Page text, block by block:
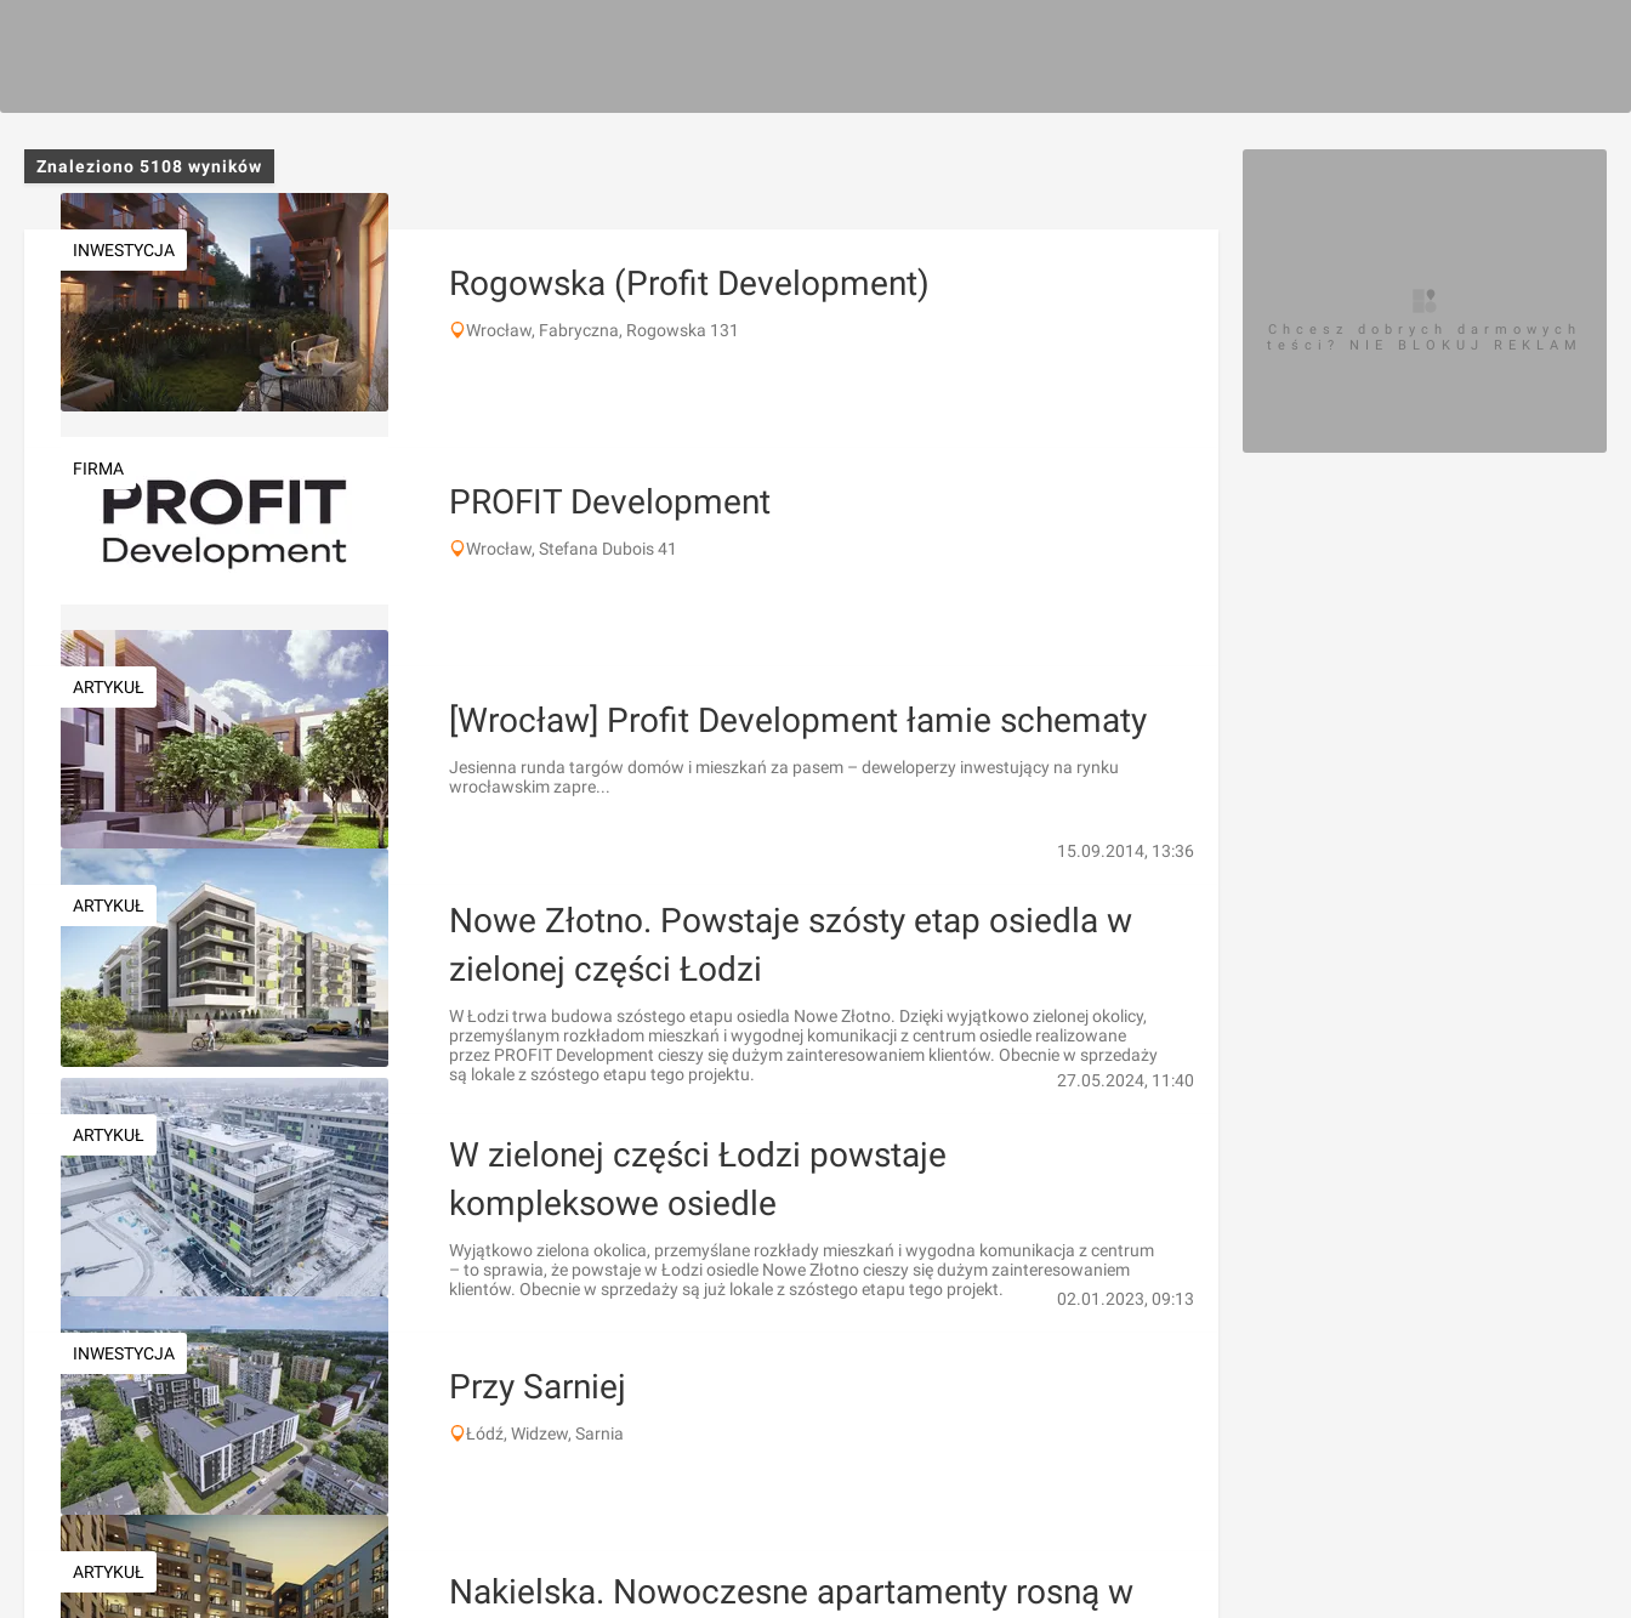
Znaleziono 5108 wyników
INWESTYCJA
Rogowska (Profit Development)
Wrocław, Fabryczna, Rogowska 131
FIRMA
PROFIT Development
Wrocław, Stefana Dubois 41
ARTYKUŁ
[Wrocław] Profit Development łamie schematy
Jesienna runda targów domów i mieszkań za pasem – deweloperzy inwestujący na rynku
wrocławskim zapre...
15.09.2014, 13:36
ARTYKUŁ
Nowe Złotno. Powstaje szósty etap osiedla w
zielonej części Łodzi
W Łodzi trwa budowa szóstego etapu osiedla Nowe Złotno. Dzięki wyjątkowo zielonej okolicy,
przemyślanym rozkładom mieszkań i wygodnej komunikacji z centrum osiedle realizowane
przez PROFIT Development cieszy się dużym zainteresowaniem klientów. Obecnie w sprzedaży
są lokale z szóstego etapu tego projektu.
27.05.2024, 11:40
ARTYKUŁ
W zielonej części Łodzi powstaje
kompleksowe osiedle
Wyjątkowo zielona okolica, przemyślane rozkłady mieszkań i wygodna komunikacja z centrum
– to sprawia, że powstaje w Łodzi osiedle Nowe Złotno cieszy się dużym zainteresowaniem
klientów. Obecnie w sprzedaży są już lokale z szóstego etapu tego projekt.
02.01.2023, 09:13
INWESTYCJA
Przy Sarniej
Łódź, Widzew, Sarnia
ARTYKUŁ
Nakielska. Nowoczesne apartamenty rosną w
Chcesz dobrych darmowych
teści? NIE BLOKUJ REKLAM